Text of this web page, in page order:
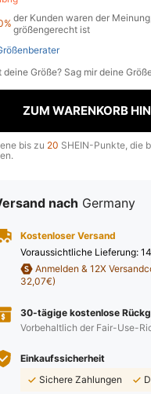
der Kunden waren der
größengerecht ist
deine Größe? Sag mir deine
ZUM WARENKORB
bis zu 20 SHEIN-Punkte, die
nach Germany
Kostenloser Versand
Voraussichtliche Lieferung:
Anmelden & 12X
32,07€)
30-tägige kostenlose
Vorbehaltlich der Fair-Use-
Einkaufssicherheit
Sichere Zahlungen